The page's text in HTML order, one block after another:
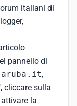
italiani di
pannello di
,
cliccare sulla
la